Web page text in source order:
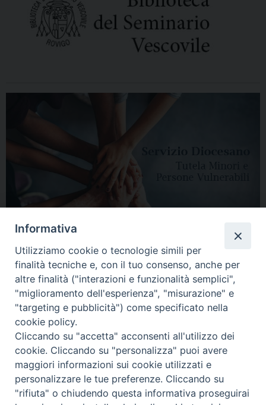
HOME DIOCESI VESCOVO CURIA VESCOVILE NEWS
APPUNTAMENTI CONTATTI SERVIZIO ANTENATI
Copyright © 2018 - 2021Diocesi di Adria Rovigo.All Rights Reserved.
Informativa
Utilizziamo cookie o tecnologie simili per
finalità tecniche e, con il tuo consenso, anche per
altre finalità ("interazioni e funzionalità semplici",
"miglioramento dell'esperienza", "misurazione" e
"targeting e pubblicità") come specificato nella
cookie policy.
Cliccando su "accetta" acconsenti all'utilizzo dei
cookie. Cliccando su "personalizza" puoi avere
maggiori informazioni sui cookie utilizzati e
personalizzare le tue preferenze. Cliccando su
"rifiuta" o chiudendo questa informativa proseguirai